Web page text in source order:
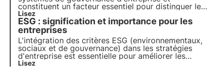
fournisseurs.
constituent un facteur essentiel pour distinguer les
organisations qui considèrent le développement
durable au cœur de leur modèle d'entreprise de
celles qui l'abordent pour des raisons de
communication externe.
Lisez
ESG : signification et importance pour les
entreprises
L'intégration des critères ESG (environnementaux,
sociaux et de gouvernance) dans les stratégies
d'entreprise est essentielle pour améliorer les
performances. Dans cet article, nous nous
Lisez